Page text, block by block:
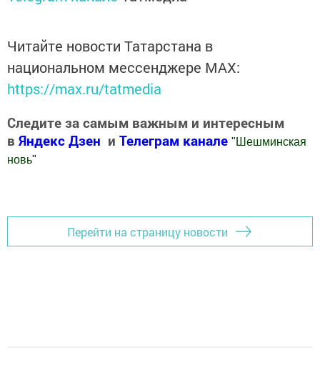
Читайте новости Татарстана в
национальном мессенджере MАХ:
https://max.ru/tatmedia
Следите за самым важным и интересным
в Яндекс Дзен и Телеграм канале " Шешминская
новь"
Перейти на страницу новости